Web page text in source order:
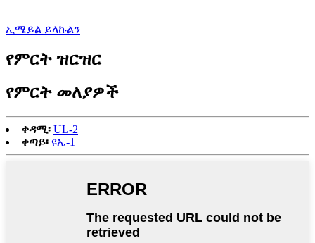
ኢሜይል ይላኩልን
የምርት ዝርዝር
የምርት መለያዎች
ቀዳሚ፡ UL-2
ቀጣይ፡ ዩኤ-1